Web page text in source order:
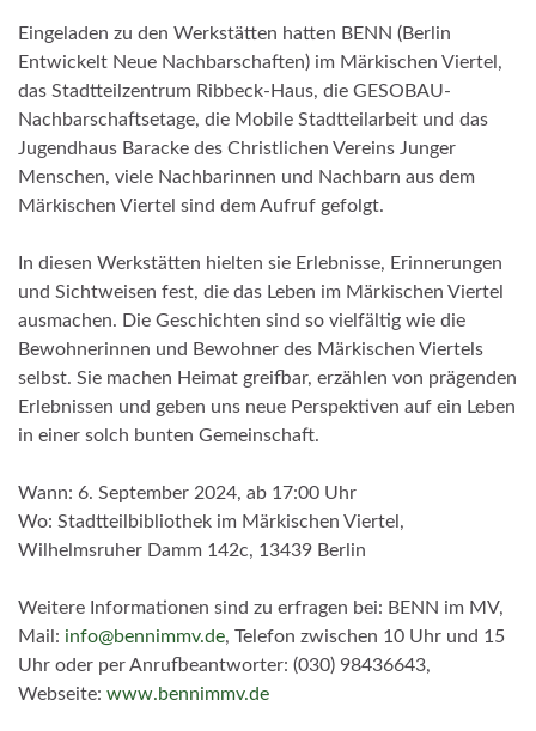
Eingeladen zu den Werkstätten hatten BENN (Berlin
Entwickelt Neue Nachbarschaften) im Märkischen Viertel,
das Stadtteilzentrum Ribbeck-Haus, die GESOBAU-
Nachbarschaftsetage, die Mobile Stadtteilarbeit und das
Jugendhaus Baracke des Christlichen Vereins Junger
Menschen, viele Nachbarinnen und Nachbarn aus dem
Märkischen Viertel sind dem Aufruf gefolgt.
In diesen Werkstätten hielten sie Erlebnisse, Erinnerungen
und Sichtweisen fest, die das Leben im Märkischen Viertel
ausmachen. Die Geschichten sind so vielfältig wie die
Bewohnerinnen und Bewohner des Märkischen Viertels
selbst. Sie machen Heimat greifbar, erzählen von prägenden
Erlebnissen und geben uns neue Perspektiven auf ein Leben
in einer solch bunten Gemeinschaft.
Wann: 6. September 2024, ab 17:00 Uhr
Wo: Stadtteilbibliothek im Märkischen Viertel,
Wilhelmsruher Damm 142c, 13439 Berlin
Weitere Informationen sind zu erfragen bei: BENN im MV,
Mail: info@bennimmv.de, Telefon zwischen 10 Uhr und 15
Uhr oder per Anrufbeantworter: (030) 98436643,
Webseite: www.bennimmv.de